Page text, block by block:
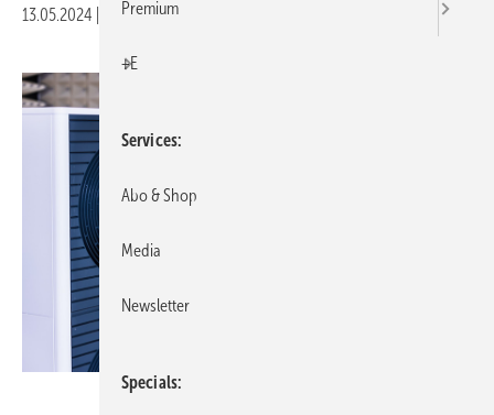
13.05.2024 Druckvorschau
Premium
+E
Services
Abo & Shop
Media
Newsletter
Specials